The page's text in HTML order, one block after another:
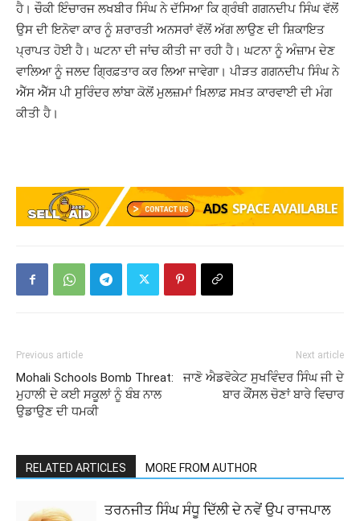
ਹੈ। ਚੌਕੀ ਇੰਚਾਰਜ ਲਖਬੀਰ ਸਿੰਘ ਨੇ ਦੱਸਿਆ ਕਿ ਗ੍ਰੰਥੀ ਗਗਨਦੀਪ ਸਿੰਘ ਵੱਲੋਂ
ਉਸ ਦੀ ਇਨੋਵਾ ਕਾਰ ਨੂੰ ਸ਼ਰਾਰਤੀ ਅਨਸਰਾਂ ਵੱਲੋਂ ਅੱਗ ਲਾਉਣ ਦੀ ਸ਼ਿਕਾਇਤ
ਪ੍ਰਾਪਤ ਹੋਈ ਹੈ। ਘਟਨਾ ਦੀ ਜਾਂਚ ਕੀਤੀ ਜਾ ਰਹੀ ਹੈ। ਘਟਨਾ ਨੂੰ ਅੰਜ਼ਾਮ ਦੇਣ
ਵਾਲਿਆ ਨੂੰ ਜਲਦ ਗ੍ਰਿਫ਼ਤਾਰ ਕਰ ਲਿਆ ਜਾਵੇਗਾ। ਪੀੜਤ ਗਗਨਦੀਪ ਸਿੰਘ ਨੇ
ਐੱਸ ਐੱਸ ਪੀ ਸੁਰਿੰਦਰ ਲਾਂਬਾ ਕੋਲੋਂ ਮੁਲਜ਼ਮਾਂ ਖ਼ਿਲਾਫ਼ ਸਖ਼ਤ ਕਾਰਵਾਈ ਦੀ ਮੰਗ
ਕੀਤੀ ਹੈ।
Previous article
Mohali Schools Bomb Threat:
ਮੁਹਾਲੀ ਦੇ ਕਈ ਸਕੂਲਾਂ ਨੂੰ ਬੰਬ ਨਾਲ
ਉਡਾਉਣ ਦੀ ਧਮਕੀ
Next article
ਜਾਣੋ ਐਡਵੋਕੇਟ ਸੁਖਵਿੰਦਰ ਸਿੰਘ ਜੀ ਦੇ
ਬਾਰ ਕੌਂਸਲ ਚੋਣਾਂ ਬਾਰੇ ਵਿਚਾਰ
RELATED ARTICLES MORE FROM AUTHOR
ਤਰਨਜੀਤ ਸਿੰਘ ਸੰਧੂ ਦਿੱਲੀ ਦੇ ਨਵੇਂ ਉਪ ਰਾਜਪਾਲ